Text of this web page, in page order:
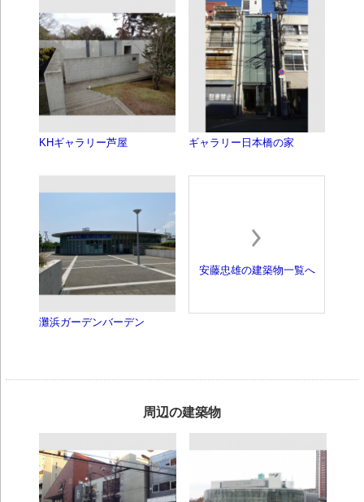
KHギャラリー芦屋 ギャラリー日本橋の家
灘浜ガーデンバーデン
安藤忠雄の建築物一覧へ
周辺の建築物